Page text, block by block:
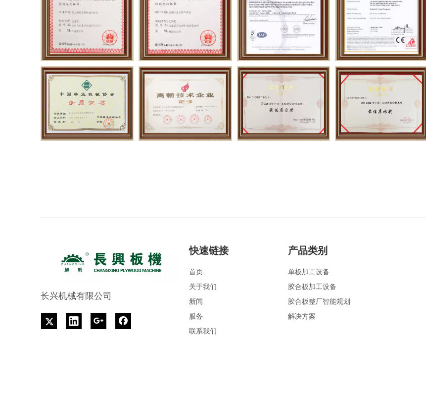
长兴机械有限公司
快速链接
首页
关于我们
新闻
服务
联系我们
产品类别
单板加工设备
胶合板加工设备
胶合板整厂智能规划
解决方案